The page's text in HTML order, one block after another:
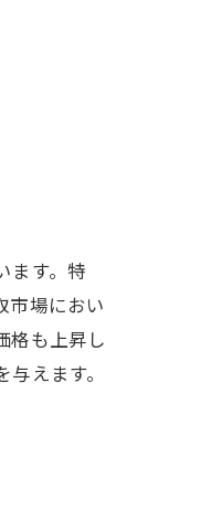
ます。特
市場におい
格も上昇し
えます。